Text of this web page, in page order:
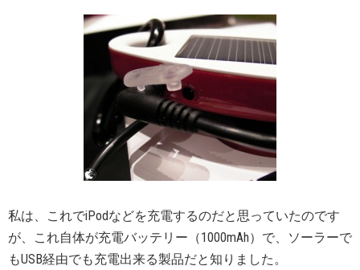
私は、これでiPodなどを充電するのだと思っていたのです
が、これ自体が充電バッテリー（1000mAh）で、ソーラーで
もUSB経由でも充電出来る製品だと知りました。